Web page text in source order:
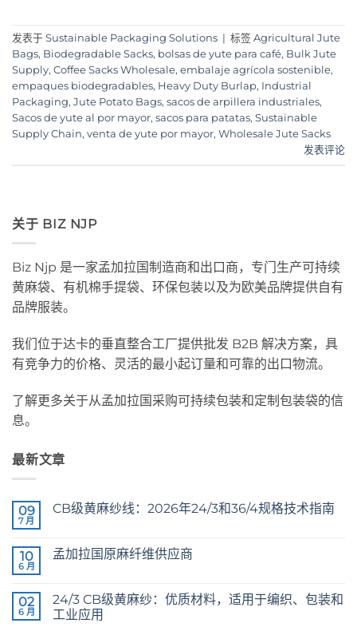
发表于 Sustainable Packaging Solutions | 标签 Agricultural Jute
Bags, Biodegradable Sacks, bolsas de yute para café, Bulk Jute
Supply, Coffee Sacks Wholesale, embalaje agrícola sostenible,
empaques biodegradables, Heavy Duty Burlap, Industrial
Packaging, Jute Potato Bags, sacos de arpillera industriales,
Sacos de yute al por mayor, sacos para patatas, Sustainable
Supply Chain, venta de yute por mayor, Wholesale Jute Sacks
发表评论
关于 BIZ NJP
Biz Njp 是一家孟加拉国制造商和出口商，专门生产可持续
黄麻袋、有机棉手提袋、环保包装以及为欧美品牌提供自有
品牌服装。
我们位于达卡的垂直整合工厂提供批发 B2B 解决方案，具
有竞争力的价格、灵活的最小起订量和可靠的出口物流。
了解更多关于从孟加拉国采购可持续包装和定制包装袋的信
息。
最新文章
09
7 月
CB级黄麻纱线：2026年24/3和36/4规格技术指南
Jute
Yarn:
Guide
to
24/3
论
10
6 月
孟加拉国原麻纤维供应商
Fibre
Supplier
Bangladesh
02
6 月
24/3 CB级黄麻纱：优质材料，适用于编织、包装和
工业应用